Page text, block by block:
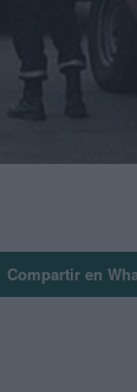
Compartir en